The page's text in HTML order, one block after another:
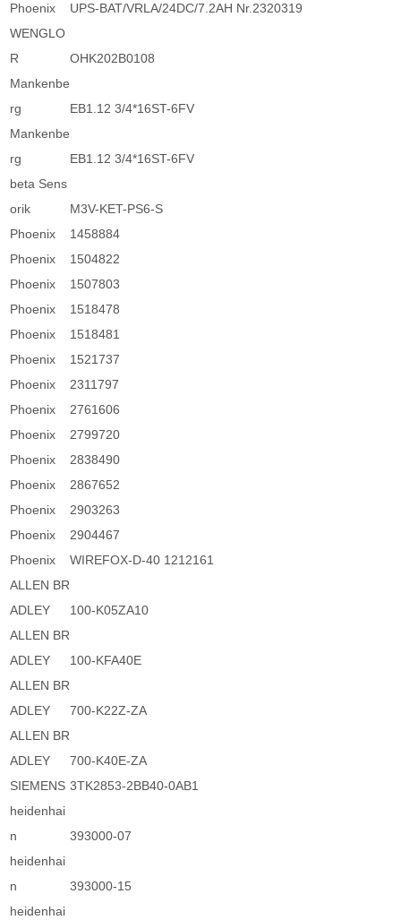
Phoenix
UPS-BAT/VRLA/24DC/7.2AH Nr.2320319
WENGLO
R
OHK202B0108
Mankenbe
rg
EB1.12 3/4*16ST-6FV
Mankenbe
rg
EB1.12 3/4*16ST-6FV
beta Sens
orik
M3V-KET-PS6-S
Phoenix
1458884
Phoenix
1504822
Phoenix
1507803
Phoenix
1518478
Phoenix
1518481
Phoenix
1521737
Phoenix
2311797
Phoenix
2761606
Phoenix
2799720
Phoenix
2838490
Phoenix
2867652
Phoenix
2903263
Phoenix
2904467
Phoenix
WIREFOX-D-40 1212161
ALLEN BR
ADLEY
100-K05ZA10
ALLEN BR
ADLEY
100-KFA40E
ALLEN BR
ADLEY
700-K22Z-ZA
ALLEN BR
ADLEY
700-K40E-ZA
SIEMENS 3TK2853-2BB40-0AB1
heidenhai
n
393000-07
heidenhai
n
393000-15
heidenhai